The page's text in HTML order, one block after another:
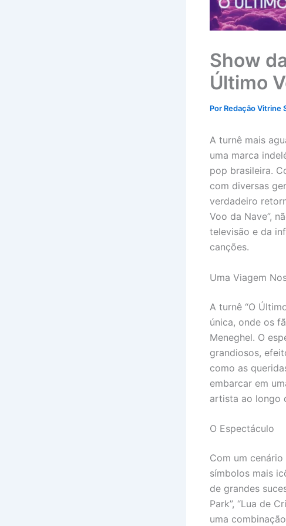
Show
Último
Por Redação Vitrine
A turnê mais
uma marca
pop brasileira.
com diversas
verdadeiro
Voo da Nave”,
televisão e da
canções.
Uma Viagem
A turnê “O
única, onde os
Meneghel. O
grandiosos,
como as
embarcar em
artista ao longo
O Espectáculo
Com um
símbolos mais
de grandes
Park”, “Lua de
uma